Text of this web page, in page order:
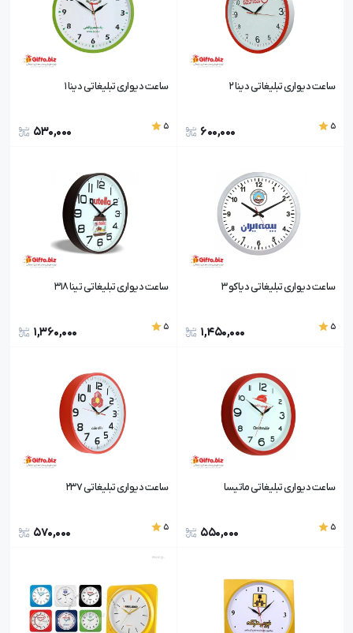
ساعت دیواری تبلیغاتی دینا 2
5
600,000
ساعت دیواری تبلیغاتی دینا 1
5
530,000
ساعت دیواری تبلیغاتی دیاکو 3
5
1,450,000
ساعت دیواری تبلیغاتی تینا 318
5
1,360,000
ساعت دیواری تبلیغاتی ماتیسا
5
550,000
ساعت دیواری تبلیغاتی 237
5
570,000